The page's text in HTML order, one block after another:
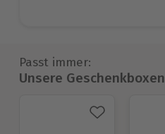
Passt immer:
Unsere Geschenkboxen